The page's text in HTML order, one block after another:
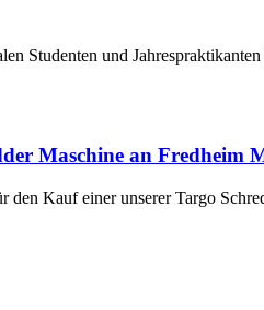
Studenten und
Maschine an Fredheim
Kauf einer unserer Targo